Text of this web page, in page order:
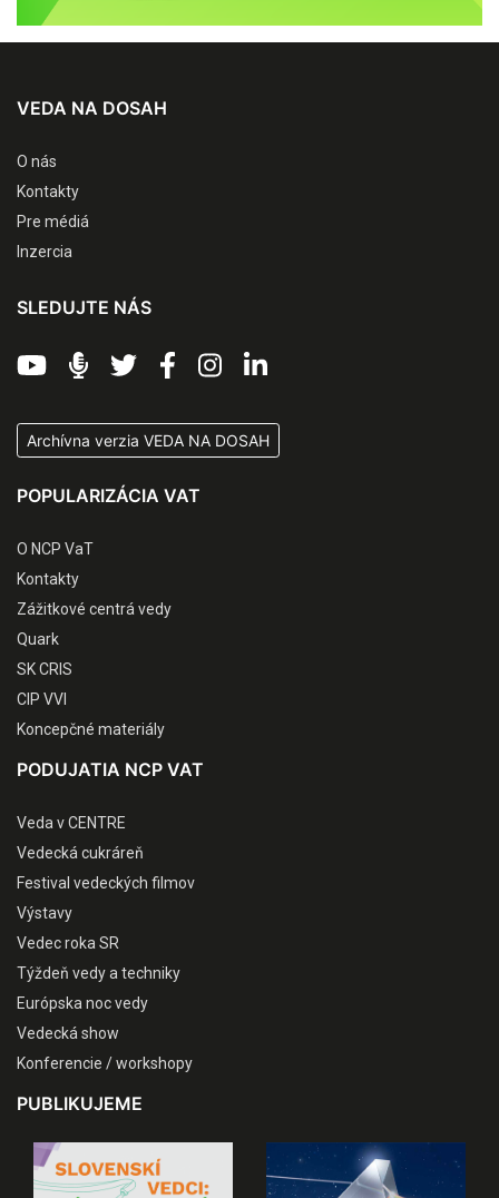
VEDA NA DOSAH
O nás
Kontakty
Pre médiá
Inzercia
SLEDUJTE NÁS
Archívna verzia VEDA NA DOSAH
POPULARIZÁCIA VAT
O NCP VaT
Kontakty
Zážitkové centrá vedy
Quark
SK CRIS
CIP VVI
Koncepčné materiály
PODUJATIA NCP VAT
Veda v CENTRE
Vedecká cukráreň
Festival vedeckých filmov
Výstavy
Vedec roka SR
Týždeň vedy a techniky
Európska noc vedy
Vedecká show
Konferencie / workshopy
PUBLIKUJEME